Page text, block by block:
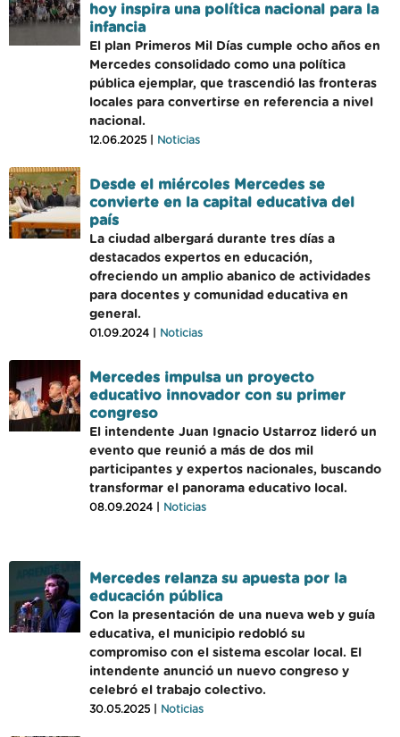
hoy inspira una política nacional para la
infancia
El plan Primeros Mil Días cumple ocho años en
Mercedes consolidado como una política
pública ejemplar, que trascendió las fronteras
locales para convertirse en referencia a nivel
nacional.
12.06.2025 | Noticias
Desde el miércoles Mercedes se
convierte en la capital educativa del
país
La ciudad albergará durante tres días a
destacados expertos en educación,
ofreciendo un amplio abanico de actividades
para docentes y comunidad educativa en
general.
01.09.2024 | Noticias
Mercedes impulsa un proyecto
educativo innovador con su primer
congreso
El intendente Juan Ignacio Ustarroz lideró un
evento que reunió a más de dos mil
participantes y expertos nacionales, buscando
transformar el panorama educativo local.
08.09.2024 | Noticias
Mercedes relanza su apuesta por la
educación pública
Con la presentación de una nueva web y guía
educativa, el municipio redobló su
compromiso con el sistema escolar local. El
intendente anunció un nuevo congreso y
celebró el trabajo colectivo.
30.05.2025 | Noticias